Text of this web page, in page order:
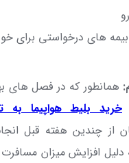
های درخواستی برای
همانطور که در فصل های
خرید بلیط هواپیما به
از چندین هفته قبل
افزایش میزان